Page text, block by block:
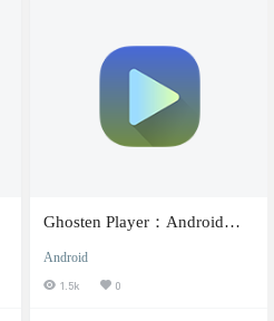
Ghosten Player：Android
持IPTV播放，优雅打造私人
Android
1.5k 0